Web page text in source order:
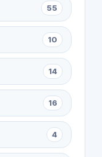
55
10
14
16
4